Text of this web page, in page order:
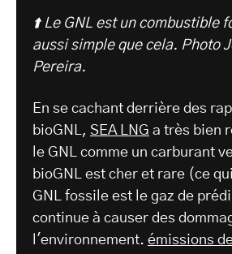
⬆️ Le GNL est un combustible
aussi simple que cela. Photo
Pereira.
En se cachant derrière des
bioGNL, SEA LNG a très bien
le GNL comme un carburant
bioGNL est cher et rare (ce
GNL fossile est le gaz de
continue à causer des
l'environnement. émissions